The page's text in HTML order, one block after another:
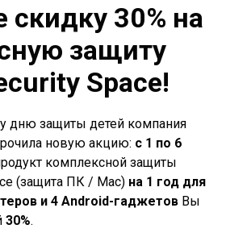
скидку 30% на
защиту
Space!
дню защиты детей компания
новую акцию: с 1 по 6
комплексной защиты
(защита ПК / Мас) на 1 год для
и 4 Android-гаджетов Вы
30%.